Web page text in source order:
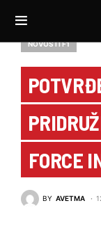
NOVOSTI F1
FORCE
BY AVETMA